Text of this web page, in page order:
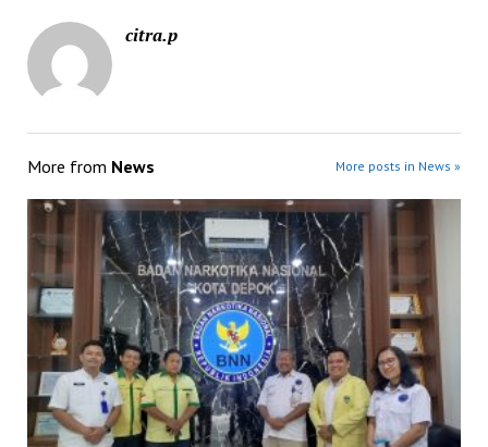
citra.p
More from News More posts in News »